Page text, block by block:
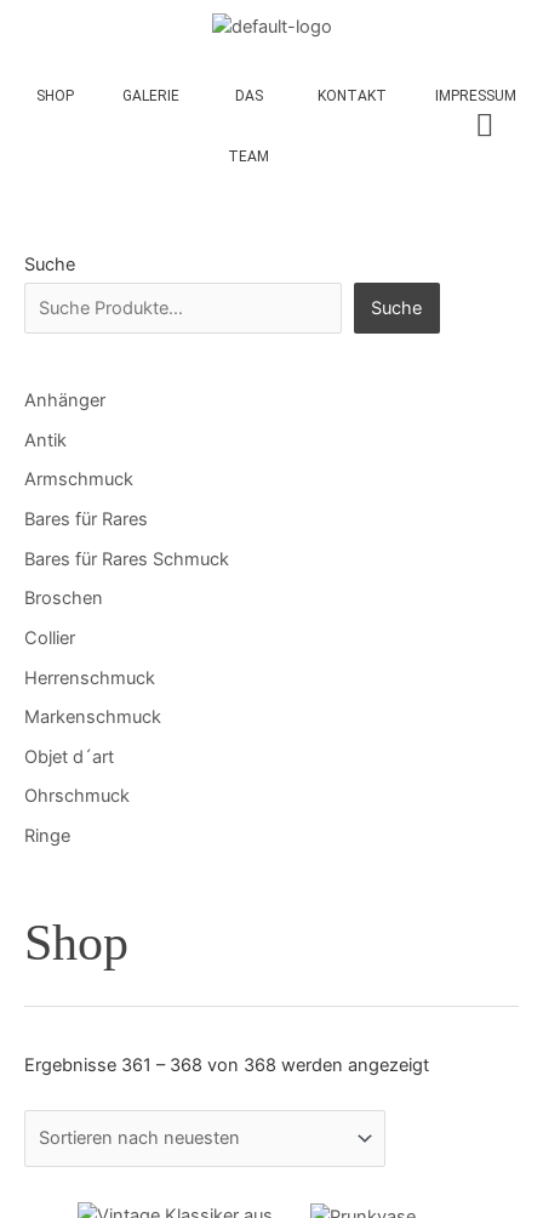
SHOP GALERIE DAS
TEAM
KONTAKT IMPRESSUM
Suche
Suche
Anhänger
Antik
Armschmuck
Bares für Rares
Bares für Rares Schmuck
Broschen
Collier
Herrenschmuck
Markenschmuck
Objet d´art
Ohrschmuck
Ringe
Shop
Ergebnisse 361 – 368 von 368 werden angezeigt